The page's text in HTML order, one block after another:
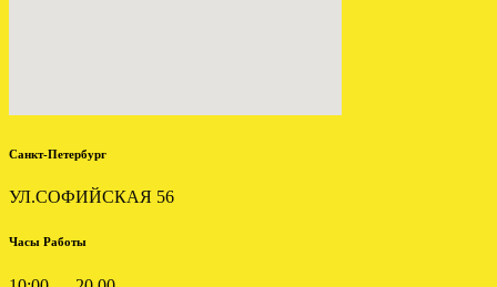
Санкт-Петербург
УЛ.СОФИЙСКАЯ 56
Часы Работы